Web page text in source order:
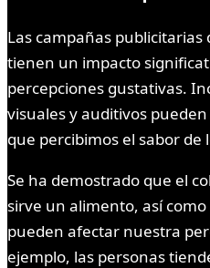
Las campañas
tienen un impacto
percepciones gustativas.
visuales y auditivos
que percibimos el sabor de
Se ha demostrado que el
sirve un alimento, así
pueden afectar nuestra
ejemplo, las personas